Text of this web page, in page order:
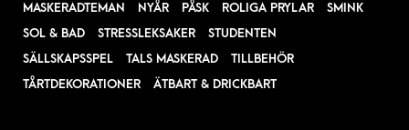
MASKERADTEMAN
NYÅR PÅSK ROLIGA PRYLAR
SMINK
SOL & BAD
STRESSLEKSAKER
STUDENTEN
SÄLLSKAPSSPEL
TALS MASKERAD
TILLBEHÖR
TÅRTDEKORATIONER
ÄTBART & DRICKBART